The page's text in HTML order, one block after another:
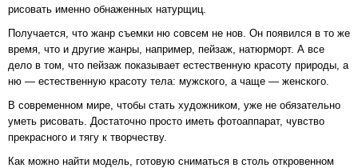
рисовать именно обнаженных натурщиц.
Получается, что жанр съемки ню совсем не нов. Он появился в то же
время, что и другие жанры, например, пейзаж, натюрморт. А все
дело в том, что пейзаж показывает естественную красоту природы, а
ню — естественную красоту тела: мужского, а чаще — женского.
В современном мире, чтобы стать художником, уже не обязательно
уметь рисовать. Достаточно просто иметь фотоаппарат, чувство
прекрасного и тягу к творчеству.
Как можно найти модель, готовую сниматься в столь откровенном